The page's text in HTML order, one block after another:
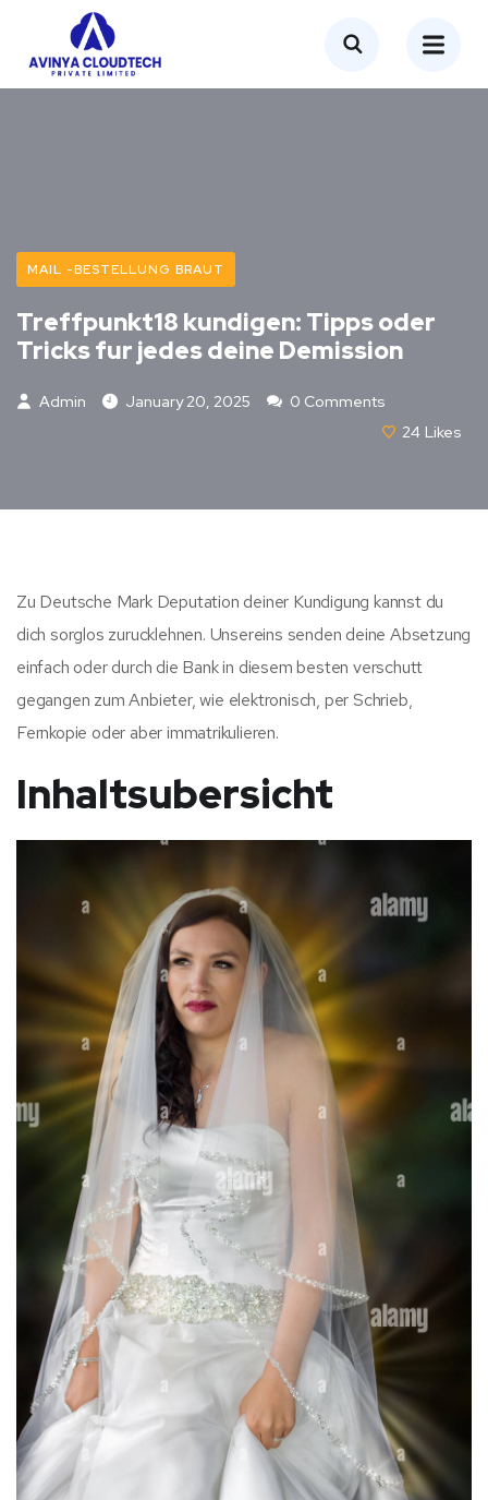
MAIL -BESTELLUNG BRAUT
Treffpunkt18 kundigen: Tipps oder
Tricks fur jedes deine Demission
Admin January 20, 2025
0 Comments
24 Likes
Zu Deutsche Mark Deputation deiner Kundigung kannst du
dich sorglos zurucklehnen. Unsereins senden deine Absetzung
einfach oder durch die Bank in diesem besten verschutt
gegangen zum Anbieter, wie elektronisch, per Schrieb,
Fernkopie oder aber immatrikulieren.
Inhaltsubersicht